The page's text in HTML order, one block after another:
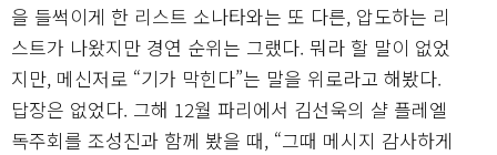
을 들썩이게 한 리스트 소나타와는 또 다른, 압도하는 리
스트가 나왔지만 경연 순위는 그랬다. 뭐라 할 말이 없었
지만, 메신저로 “기가 막힌다”는 말을 위로라고 해봤다.
답장은 없었다. 그해 12월 파리에서 김선욱의 샬 플레엘
독주회를 조성진과 함께 봤을 때, “그때 메시지 감사하게